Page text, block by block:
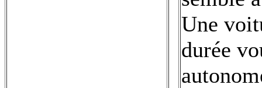
Une
durée